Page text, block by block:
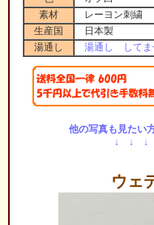
素材
レーヨン刺繍
生産国
日本製
湯通し
湯通し してま
他の写真も見たい
↓ ↓ ↓
ウェ